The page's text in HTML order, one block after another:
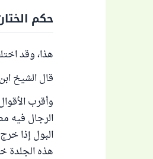
حكم
هذا، وقد
قال الشيخ
وأقرب
الرجال فيه
البول إذا
هذه الجلدة